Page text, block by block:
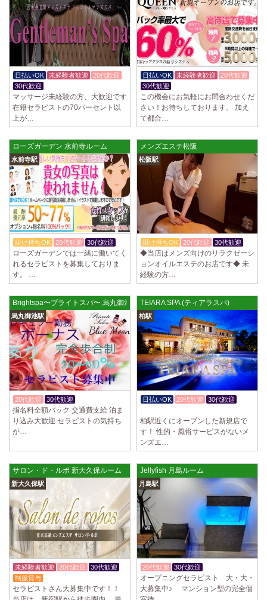
制服あり、ノルマ、罰金なし 高額報酬が稼げるだけでなく、高待遇や手
厚い福利厚生を完備しております！ぜひご活用ください♪ 指名…
2025/04/09[藤が丘駅]
sirena (シレーナ) 名東ルーム
制服あり、ノルマ、罰金なし 高額報酬が稼げるだけでなく、高待遇や手
厚い福利厚生を完備しております！ぜひご活用ください♪ 指名…
2025/04/08[勝川駅]
Cat’s (キャッツ)
18歳以上（高校生不可） オープンニングセラピストさん大募集！ 営業時
2025/04/05[日本橋駅]
Aroma de Banana (あろばな)
オープンにつきセラピスト大募集！！ 求人探しに苦労されている貴方様
に朗報です！ 当店では講習制度を徹底しています。 セクハラ…
2025/04/04[吉祥寺駅]
LoveCHU (ラブチュ) 吉祥寺ルーム
やる気のあるセラピスト大募集！ 「本気で稼ぎたい！」「もっと人気セ
ラピストになりたい！」 そんなあなたを全力でサポートします…
2025/04/04
やる気のあるセラピスト大募集！ 「本気で稼ぎたい！」「もっと人気セ
ラピストになりたい！」 そんなあなたを全力でサポートします…
2025/04/02[千歳烏山駅]
LoveCHU (ラブチュ) 千歳烏山ルーム
やる気のあるセラピスト大募集！ 「本気で稼ぎたい！」「もっと人気セ
ラピストになりたい！」 そんなあなたを全力でサポートします…
2025/03/31[八王子駅]
Diamond～ダイヤモンド～
只今NEW OPENにつきセラピストが不足しています！ 今後も新規出店が
続くため、一緒に働いてくれるセラピストを大募集します！ 女性…
2025/03/29[自由が丘駅]
LIVSPA (リブスパ) 自由が丘ルーム
当店の募集は嘘偽り等なく、記載通りにしっかりお給料をお支払いさせ
ていただきます。 とても働きやすいお店作りを心がけております…
2025/03/29[川崎駅]
LIVSPA (リブスパ) 川崎ルーム
当店の募集は嘘偽り等なく、記載通りにしっかりお給料をお支払いさせ
ていただきます。 とても働きやすいお店作りを心がけております…
2025/03/29 [蒲田駅]
LIVSPA (リブスパ) 蒲田ルーム
当店の募集は嘘偽り等なく、記載通りにしっかりお給料をお支払いさせ
日払いOK 未経験者歓迎
20代歓迎
30代歓迎
マッサージ未経験の方、大歓迎です
在籍セラピストの70パーセント以
上が…
日払いOK 未経験者歓迎
20代歓迎
30代歓迎
この機会にお気軽にお問合わせくだ
さい！お待ちしております。 加え
て都合…
ローズガーデン 水前寺ルーム
水前寺駅
掛け持ちOK 20代歓迎 30代歓迎
ローズガーデンでは一緒に働いてく
れるセラピストを募集しておりま
す。 …
メンズエステ松阪
松阪駅
掛け持ちOK 20代歓迎 30代歓迎
◆当店はメンズ向けのリラクゼーシ
ョンオイルエステのお店です◆ 未
経験の方…
Brightspa〜ブライトスパ〜 烏丸御池ルーム
烏丸御池駅
20代歓迎 30代歓迎
指名料全額バック 交通費支給 泊ま
り込み大歓迎 セラピストの気持ち
が…
TEIARA SPA (ティアラスパ)
柏駅
日払いOK 20代歓迎
30代歓迎
柏駅近くにオープンした新規店で
す！ 性的・風俗サービスがないメ
ンズエ…
サロン・ド・ルポ 新大久保ルーム
新大久保駅
未経験者歓迎 20代歓迎
30代歓迎
制服貸与
セラピストさん大募集中です！！
Jellyfish 月島ルーム
月島駅
20代歓迎 30代歓迎
オープニングセラピスト 大・大・
大募集中♪ マンション型の完全個